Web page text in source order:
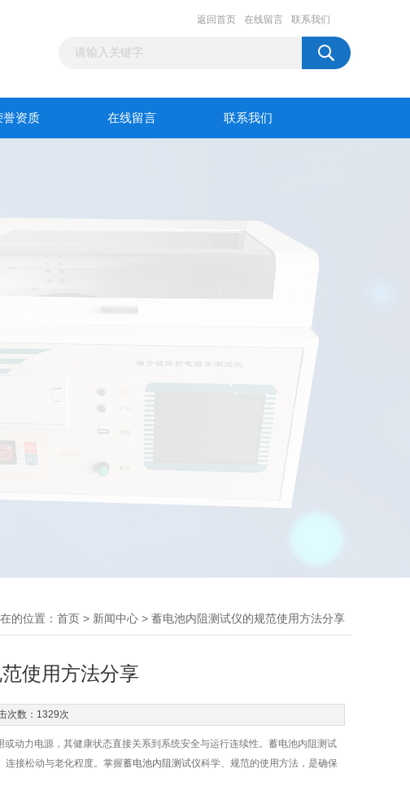
返回首页 在线留言 联系我们
誉资质 在线留言 联系我们
的位置： 首页 > 新闻中心 > 蓄电池内阻测试仪的规范使用方法分享
使用方法分享
次数：1329次
力电源，其健康状态直接关系到系统安全与运行连续性。蓄电池内阻测试
连接松动与老化程度。掌握蓄电池内阻测试仪科学、规范的使用方法，是确保